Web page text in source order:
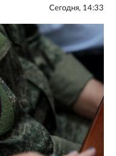
Сегодня, 14:33